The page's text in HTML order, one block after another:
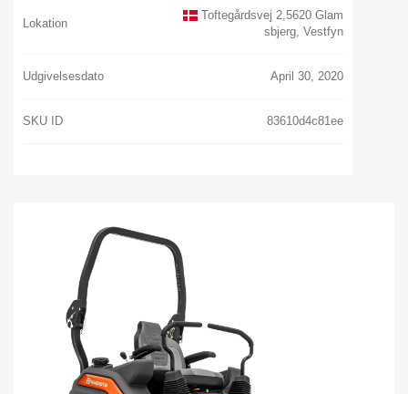
Lokation
Toftegårdsvej 2,5620 Glam
Sbjerg, Vestfyn
Udgivelsesdato April 30, 2020
SKU ID 83610d4c81ee